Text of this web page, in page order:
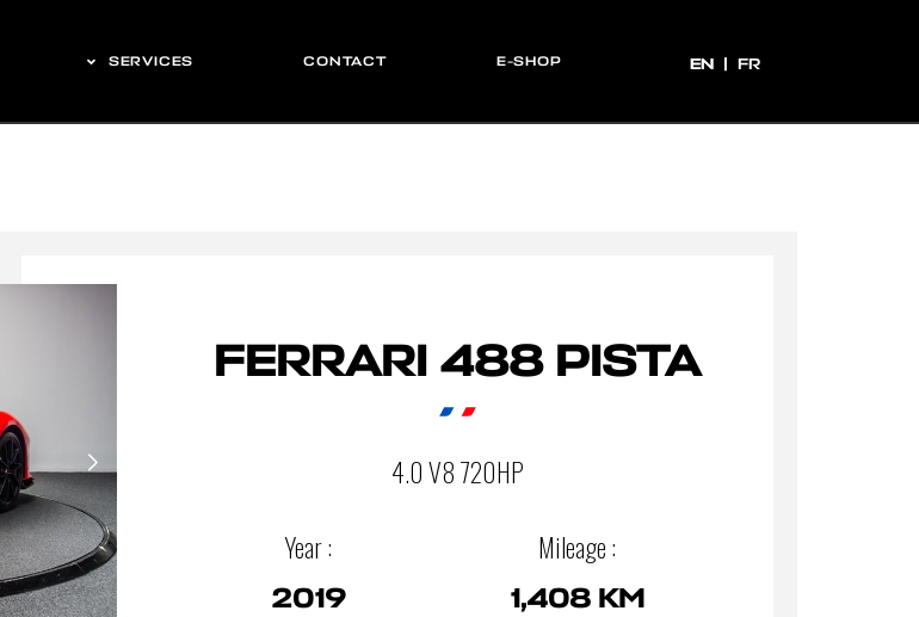
SERVICES CONTACT E-SHOP EN
EN FR
FERRARI 488 PISTA
4.0 V8 720HP
Year :
2019
Mileage :
1,408 KM